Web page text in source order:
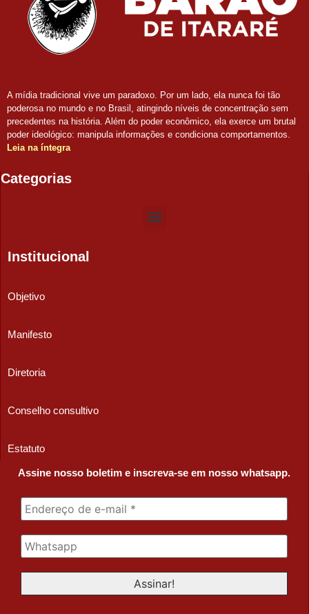
A mídia tradicional vive um paradoxo. Por um lado, ela nunca foi tão
poderosa no mundo e no Brasil, atingindo níveis de concentração sem
precedentes na história. Além do poder econômico, ela exerce um brutal
poder ideológico: manipula informações e condiciona comportamentos.
Leia na íntegra
Categorias
Institucional
Objetivo
Manifesto
Diretoria
Conselho consultivo
Estatuto
Assine nosso boletim e inscreva-se em nosso whatsapp.